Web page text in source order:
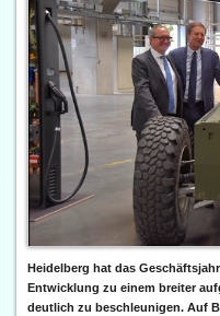
Heidelberg hat das
Entwicklung zu einem breiter
deutlich zu beschleunigen. Auf